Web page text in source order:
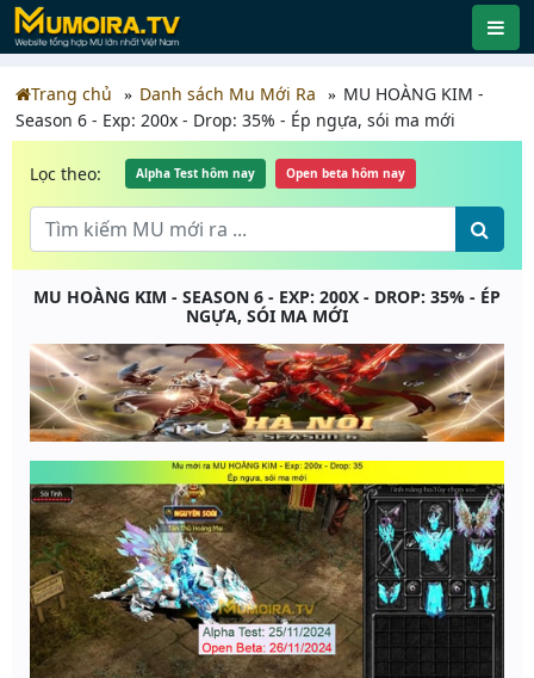
Trang chủ Danh sách Mu Mới Ra
MU HOÀNG KIM -
Season 6 - Exp: 200x - Drop: 35% - Ép ngựa, sói ma mới
Lọc theo: Alpha Test hôm nay Open beta hôm nay
MU HOÀNG KIM - SEASON 6 - EXP: 200X - DROP: 35% - ÉP
NGỰA, SÓI MA MỚI